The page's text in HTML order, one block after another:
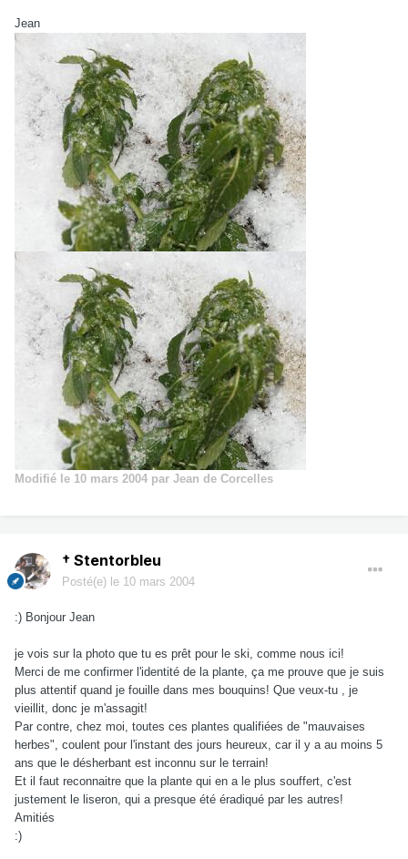
Jean
Modifié le 10 mars 2004 par Jean de Corcelles
† Stentorbleu
Posté(e) le 10 mars 2004
:) Bonjour Jean
je vois sur la photo que tu es prêt pour le ski, comme nous ici!
Merci de me confirmer l'identité de la plante, ça me prouve que je suis
plus attentif quand je fouille dans mes bouquins! Que veux-tu , je
vieillit, donc je m'assagit!
Par contre, chez moi, toutes ces plantes qualifiées de "mauvaises
herbes", coulent pour l'instant des jours heureux, car il y a au moins 5
ans que le désherbant est inconnu sur le terrain!
Et il faut reconnaitre que la plante qui en a le plus souffert, c'est
justement le liseron, qui a presque été éradiqué par les autres!
Amitiés
:)